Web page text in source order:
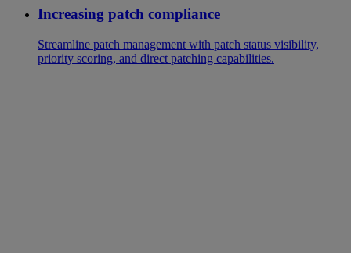
Increasing patch compliance
Streamline patch management with patch status visibility,
priority scoring, and direct patching capabilities.